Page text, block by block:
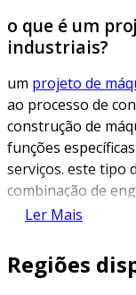
o que é um
industriais?
um projeto de
ao processo de
construção de
funções
serviços. este tipo
combinação de
para criar
operacionais de
Ler Mais
Regiões